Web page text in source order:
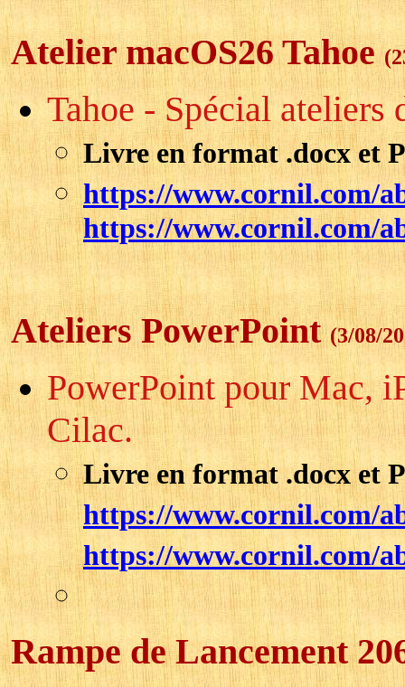
Atelier macOS26 Tahoe
Tahoe - Spécial ateliers
Livre en format .docx et
https://www.cornil.com/
https://www.cornil.com/
Ateliers PowerPoint(3/08/
PowerPoint pour Mac,
Cilac.
Livre en format .docx et
https://www.cornil.com/
https://www.cornil.com/
Rampe de Lancement